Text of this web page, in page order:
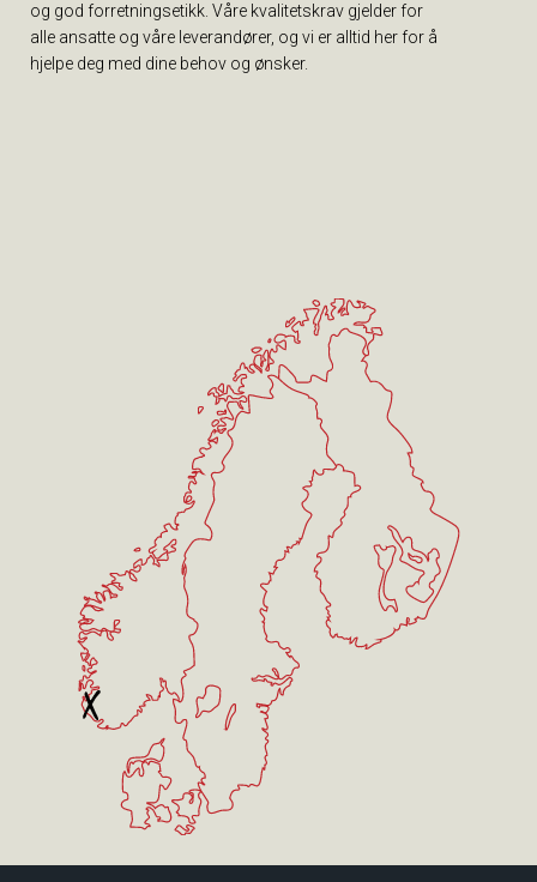
og god forretningsetikk. Våre kvalitetskrav gjelder for
alle ansatte og våre leverandører, og vi er alltid her for å
hjelpe deg med dine behov og ønsker.